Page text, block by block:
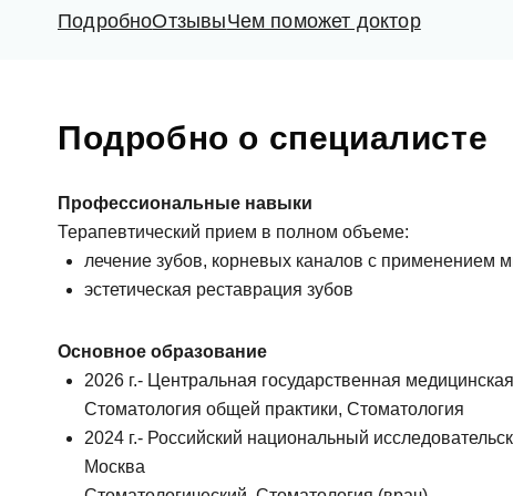
ПодробноОтзывыЧем поможет доктор
Подробно о специалисте
Профессиональные навыки
Терапевтический прием в полном объеме:
лечение зубов, корневых каналов с применением
эстетическая реставрация зубов
Основное образование
2026 г.- Центральная государственная
Стоматология общей практики, Стоматология
2024 г.- Российский национальный
Москва
ФИО
Еmаil*